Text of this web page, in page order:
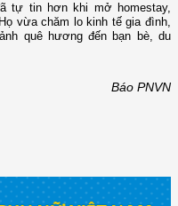
tự tin hơn khi mở homestay,
vừa chăm lo kinh tế gia đình,
quê hương đến bạn bè, du
Báo PNVN